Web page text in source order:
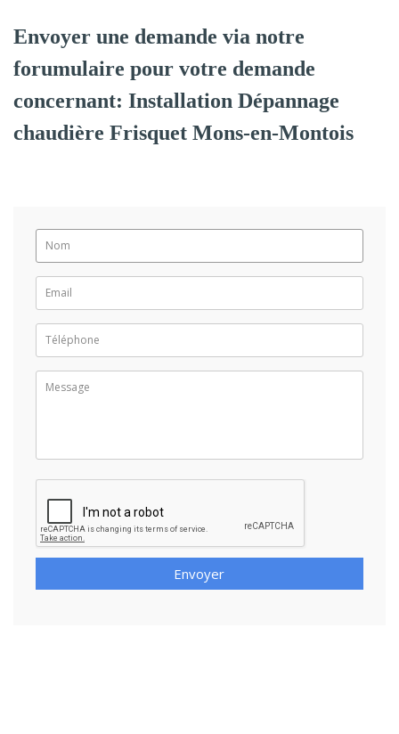
Envoyer une demande via notre
forumulaire pour votre demande
concernant: Installation Dépannage
chaudière Frisquet Mons-en-Montois
Envoyer